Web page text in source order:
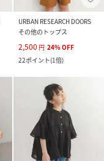
URBAN RESEARCH DOORS
その他のトップス
2,500 円 24%OFF
22ポイント(1倍)